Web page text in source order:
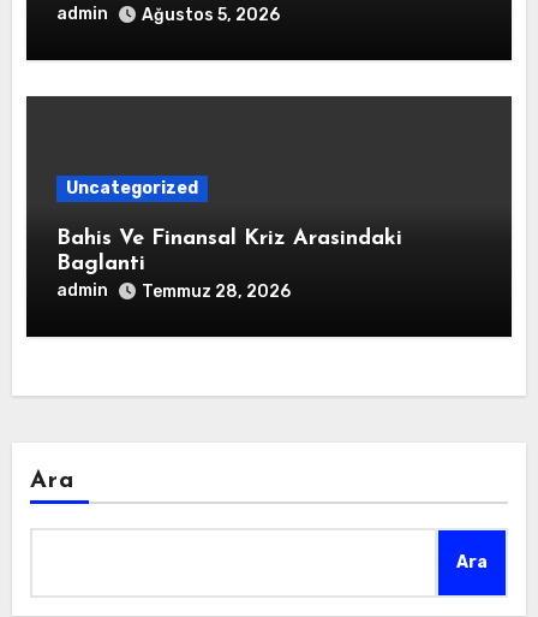
admin Ağustos 5, 2026
Uncategorized
Bahis Ve Finansal Kriz Arasindaki
Baglanti
admin Temmuz 28, 2026
Ara
Ara